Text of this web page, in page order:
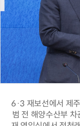
6·3 재보선에서 제
범 전 해양수산부